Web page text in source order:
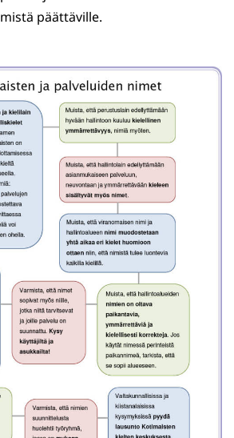
päättäville.